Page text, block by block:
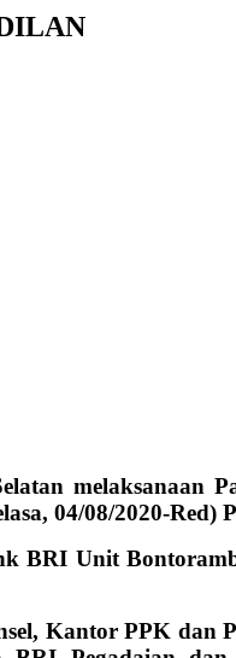
melaksanaan
04/08/2020-Red)
BRI Unit
Kantor PPK dan